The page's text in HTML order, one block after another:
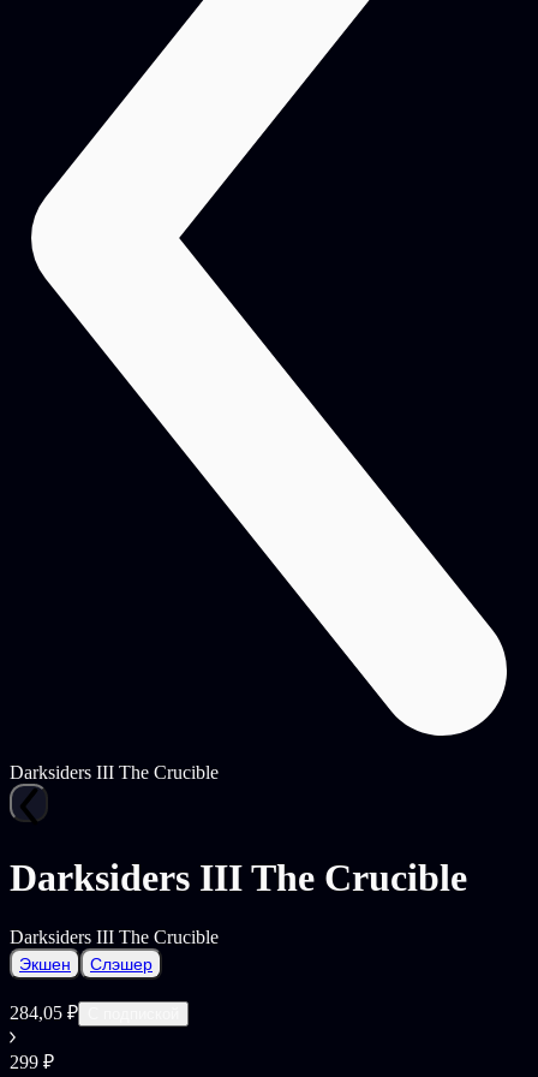
Darksiders III The Crucible
Darksiders III The Crucible
Darksiders III The Crucible
Экшен Слэшер
284,05 ₽
299 ₽